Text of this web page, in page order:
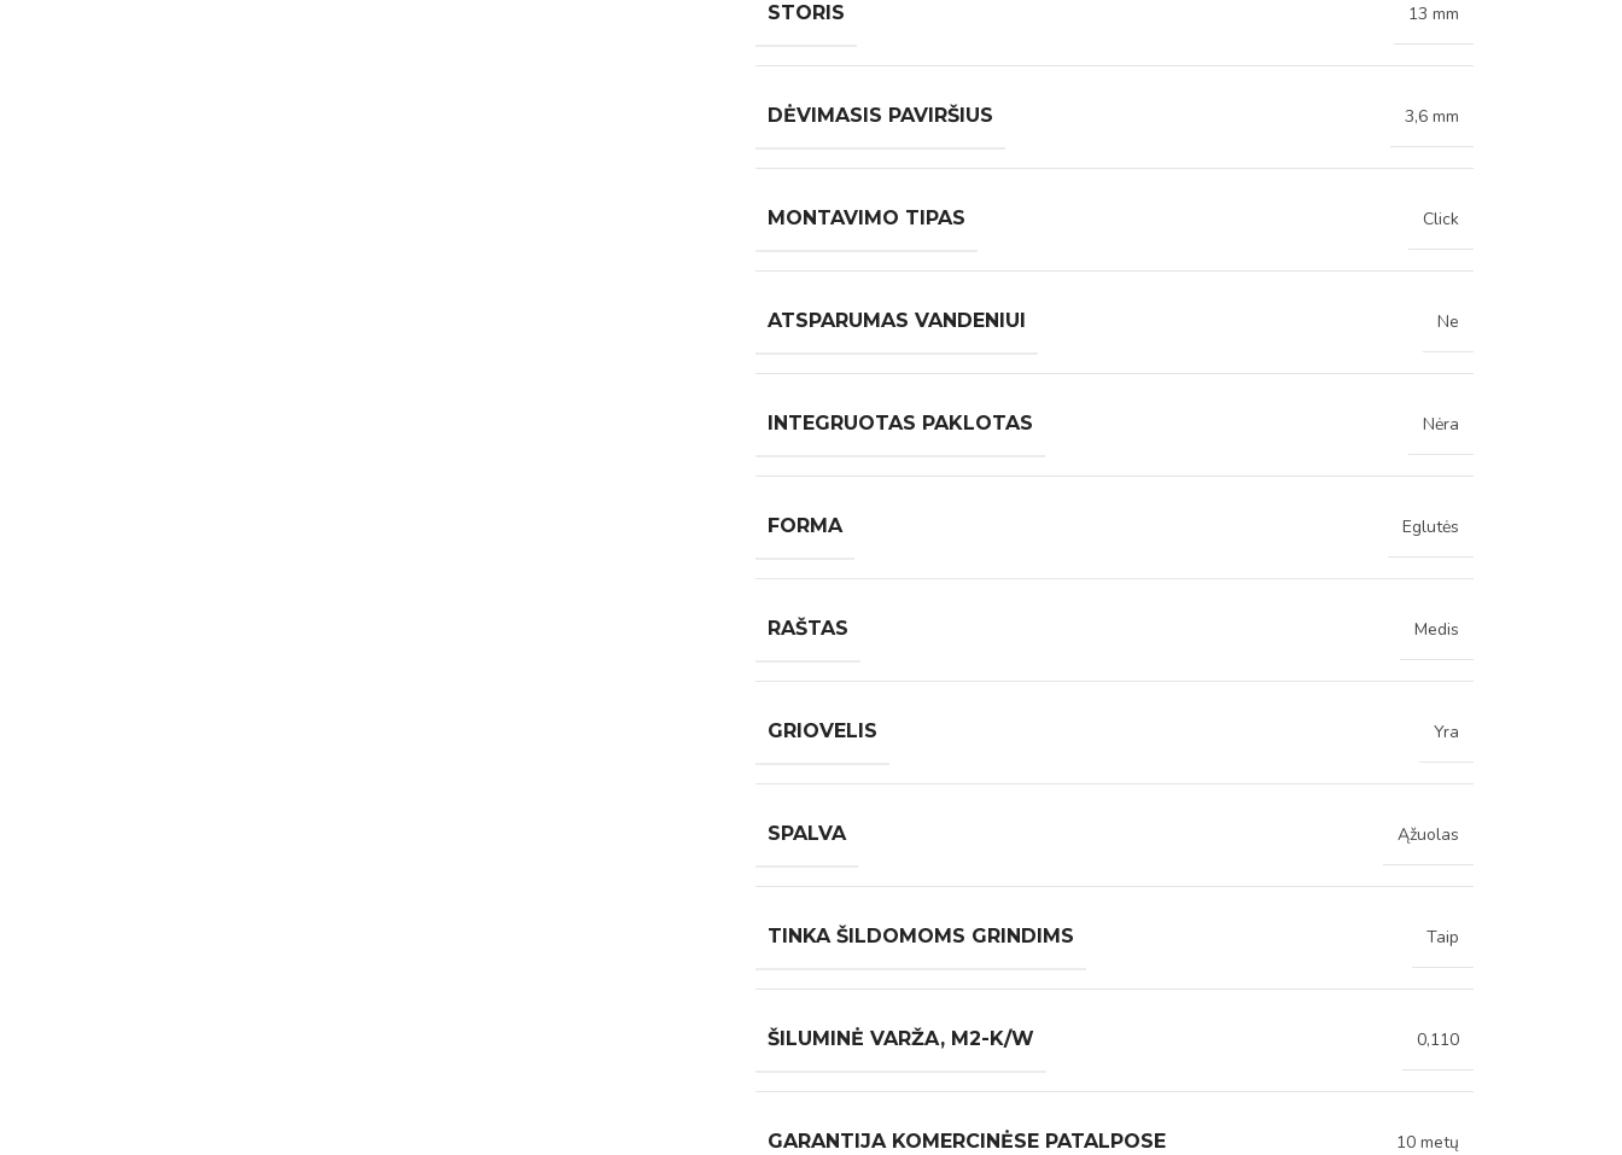
STORIS 13 mm
DĖVIMASIS PAVIRŠIUS 3,6 mm
MONTAVIMO TIPAS Click
ATSPARUMAS VANDENIUI Ne
INTEGRUOTAS PAKLOTAS Nėra
FORMA Eglutės
RAŠTAS Medis
GRIOVELIS Yra
SPALVA Ąžuolas
TINKA ŠILDOMOMS GRINDIMS Taip
ŠILUMINĖ VARŽA, M2-K/W 0,110
GARANTIJA KOMERCINĖSE PATALPOSE 10 metų